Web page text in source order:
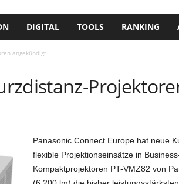
DIGITAL TOOLS RANKING
angekündigt
Panasonic Connect Europe hat neue
flexible Projektionseinsätze in
Kompaktprojektoren PT-VMZ82 von